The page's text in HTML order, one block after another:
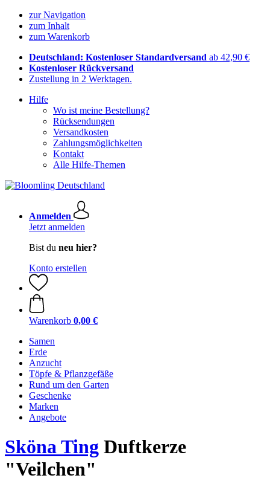
zur Navigation
zum Inhalt
zum Warenkorb
Deutschland: Kostenloser Standardversand ab 42,90 €
Kostenloser Rückversand
Zustellung in 2 Werktagen.
Hilfe
Wo ist meine Bestellung?
Rücksendungen
Versandkosten
Zahlungsmöglichkeiten
Kontakt
Alle Hilfe-Themen
Anmelden
Jetzt anmelden
Bist du neu hier?
Konto erstellen
Warenkorb 0,00 €
Samen
Erde
Anzucht
Töpfe & Pflanzgefäße
Rund um den Garten
Geschenke
Marken
Angebote
Sköna Ting Duftkerze
"Veilchen"